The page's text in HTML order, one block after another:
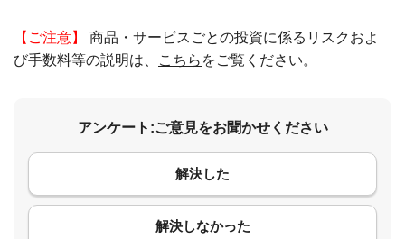
【ご注意】 商品・サービスごとの投資に係るリスクおよ
び手数料等の説明は、
こちら をご覧ください。
アンケート:ご意見をお聞かせください
解決した
解決しなかった
コメント